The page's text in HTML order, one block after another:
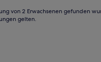
von 2 Erwachsenen gefunden
gelten.